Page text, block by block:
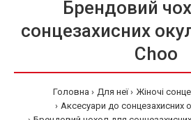
Брендовий
сонцезахисних
Choo
Головна Для неї
Жіночі
Аксесуари до сонцезахисних